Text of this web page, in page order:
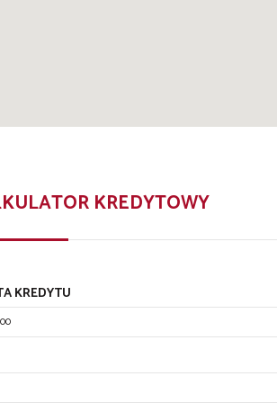
KREDYTOWY
KREDYTU